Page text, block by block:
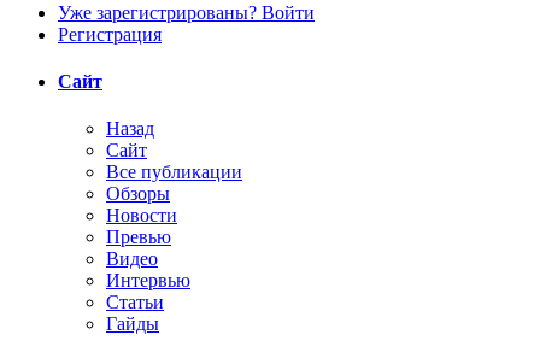
Уже зарегистрированы? Войти
Регистрация
Сайт
Назад
Сайт
Все публикации
Обзоры
Новости
Превью
Видео
Интервью
Статьи
Гайды